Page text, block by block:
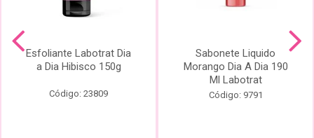
Esfoliante Labotrat Dia
a Dia Hibisco 150g
Código: 23809
Sabonete Liquido
Morango Dia A Dia 190
Ml Labotrat
Código: 9791